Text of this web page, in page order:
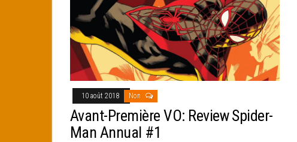
10 août 2018 Non
Avant-Première VO: Review Spider-
Man Annual #1